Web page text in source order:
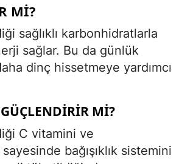
MI?
sağlıklı karbonhidratlarla
sağlar. Bu da günlük
dinç hissetmeye yardımcı
MI?
C vitamini ve
bağışıklık sistemini